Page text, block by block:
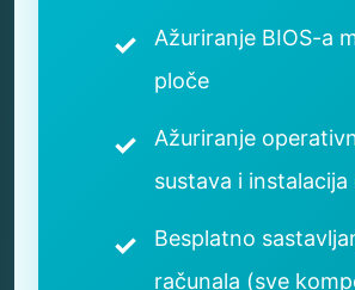
Ažuriranje BIOS-a
ploče
Ažuriranje
sustava i instalacija
Besplatno
računala (sve